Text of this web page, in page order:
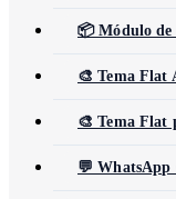
📦 Módulo de
🎨 Tema Flat
🎨 Tema Flat
💬